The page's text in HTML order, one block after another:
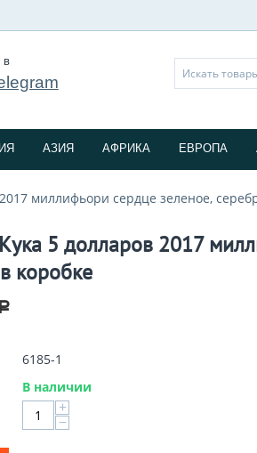
в
АЗИЯ АФРИКА ЕВРОПА
миллифьори сердце зеленое,
5 долларов 2017
коробке
6185-1
В наличии
+
−